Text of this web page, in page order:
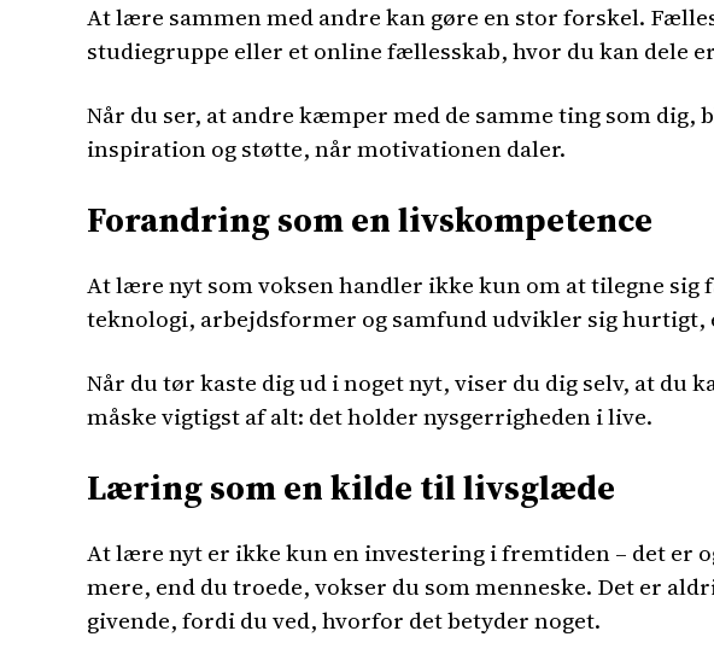
At lære sammen med andre kan gøre en stor forskel.
studiegruppe eller et online fællesskab, hvor du kan dele
Når du ser, at andre kæmper med de samme ting som
inspiration og støtte, når motivationen daler.
Forandring som en livskompetence
At lære nyt som voksen handler ikke kun om at tilegne
teknologi, arbejdsformer og samfund udvikler sig
Når du tør kaste dig ud i noget nyt, viser du dig selv, at
måske vigtigst af alt: det holder nysgerrigheden i live.
Læring som en kilde til livsglæde
At lære nyt er ikke kun en investering i fremtiden – det er
mere, end du troede, vokser du som menneske. Det er
givende, fordi du ved, hvorfor det betyder noget.